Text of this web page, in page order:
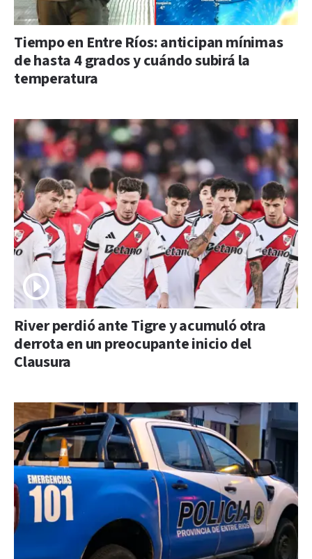
Tiempo en Entre Ríos: anticipan mínimas
de hasta 4 grados y cuándo subirá la
temperatura
River perdió ante Tigre y acumuló otra
derrota en un preocupante inicio del
Clausura